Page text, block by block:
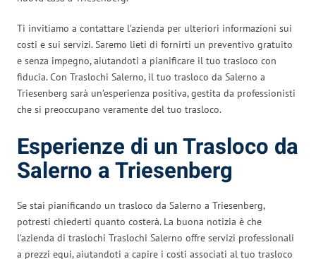
Ti invitiamo a contattare l’azienda per ulteriori informazioni sui
costi e sui servizi. Saremo lieti di fornirti un preventivo gratuito
e senza impegno, aiutandoti a pianificare il tuo trasloco con
fiducia. Con Traslochi Salerno, il tuo trasloco da Salerno a
Triesenberg sarà un’esperienza positiva, gestita da professionisti
che si preoccupano veramente del tuo trasloco.
Esperienze di un Trasloco da
Salerno a Triesenberg
Se stai pianificando un trasloco da Salerno a Triesenberg,
potresti chiederti quanto costerà. La buona notizia è che
l’azienda di traslochi Traslochi Salerno offre servizi professionali
a prezzi equi, aiutandoti a capire i costi associati al tuo trasloco